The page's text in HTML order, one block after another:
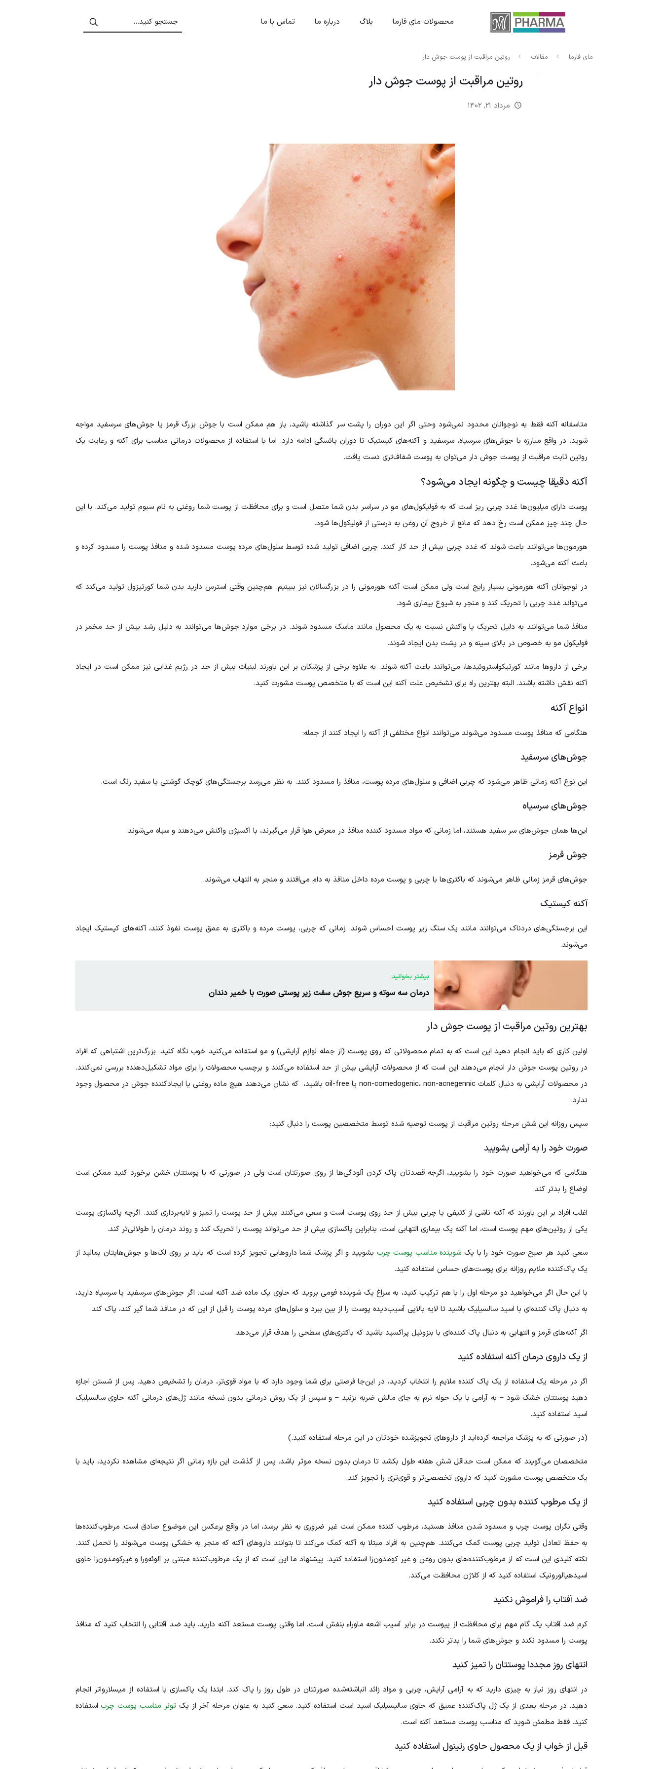
محصولات مای فارما بلاگ درباره ما تماس با ما
مای فارما مقالات روتین مراقبت از پوست جوش دار
روتین مراقبت از پوست جوش دار
مرداد ۲۱, ۱۴۰۲
متاسفانه آکنه فقط به نوجوانان محدود نمی‌شود وحتی اگر این دوران را پشت سر گذاشته باشید، باز هم ممکن است با جوش بزرگ قرمز یا جوش‌های سرسفید مواجه
شوید. در واقع مبارزه با جوش‌های سرسیاه، سرسفید و آکنه‌های کیستیک تا دوران یائسگی ادامه دارد. اما با استفاده از محصولات درمانی مناسب برای آکنه و رعایت یک
روتین ثابت مراقبت از پوست جوش دار می‌توان به پوست شفاف‌تری دست یافت.
آکنه دقیقا چیست و چگونه ایجاد می‌شود؟
پوست دارای میلیون‌ها غدد چربی ریز است که به فولیکول‌‌های مو در سراسر بدن شما متصل است و برای محافظت از پوست شما روغنی به نام سبوم تولید می‌کند. با این
حال چند چیز ممکن است رخ دهد که مانع از خروج آن روغن به درستی از فولیکول‌ها شود.
هورمون‌ها می‌توانند باعث شوند که غدد چربی بیش از حد کار کنند. چربی اضافی تولید شده توسط سلول‌های مرده پوست مسدود شده و منافذ پوست را مسدود کرده و
باعث آکنه می‌شود.
در نوجوانان آکنه هورمونی بسیار رایج است ولی ممکن است آکنه هورمونی را در بزرگسالان نیز ببینیم. هم‌چنین وقتی استرس دارید بدن شما کورتیزول تولید می‌کند که
می‌تواند غدد چربی را تحریک کند و منجر به شیوع بیماری شود.
منافذ شما می‌توانند به دلیل تحریک یا واکنش نسبت به یک محصول مانند ماسک مسدود شوند. در برخی موارد جوش‌ها می‌توانند به دلیل رشد بیش از حد مخمر در
فولیکول مو به خصوص در بالای سینه و در پشت بدن ایجاد شوند.
برخی از داروها مانند کورتیکواستروئیدها، می‌توانند باعث آکنه شوند. به علاوه برخی از پزشکان بر این باورند لبنیات بیش از حد در رژیم غذایی نیز ممکن است در ایجاد
آکنه نقش داشته باشند. البته بهترین راه برای تشخیص علت آکنه این است که با متخصص پوست مشورت کنید.
انواع آکنه
هنگامی که منافذ پوست مسدود می‌شوند می‌توانند انواع مختلفی از آکنه را ایجاد کنند از جمله:
جوش‌های سرسفید
این نوع آکنه زمانی ظاهر می‌شود که چربی اضافی و سلول‌های مرده پوست، منافذ را مسدود کنند. به نظر می‌رسد برجستگی‌های کوچک گوشتی یا سفید رنگ است.
جوش‌های سرسیاه
این‌ها همان جوش‌های سر سفید هستند، اما زمانی که مواد مسدود کننده منافذ در معرض هوا قرار می‌گیرند، با اکسیژن واکنش می‌دهند و سیاه می‌شوند.
جوش قرمز
جوش‌های قرمز زمانی ظاهر می‌شوند که باکتری‌ها با چربی و پوست مرده داخل منافذ به دام می‌افتند و منجر به التهاب می‌شوند.
آکنه کیستیک
این برجستگی‌های دردناک می‌توانند مانند یک سنگ زیر پوست احساس شوند. زمانی که چربی، پوست مرده و باکتری به عمق پوست نفوذ کنند، آکنه‌های کیستیک ایجاد
می‌شوند.
بیشتر بخوانید:
درمان سه سوته و سریع جوش سفت زیر پوستی صورت با خمیر دندان
بهترین روتین مراقبت از پوست جوش دار
اولین کاری که باید انجام دهید این است که به تمام محصولاتی که روی پوست (از جمله لوازم آرایشی) و مو استفاده می‌کنید خوب نگاه کنید. بزرگ‌ترین اشتباهی که افراد
در روتین پوست جوش دار انجام می‌دهند این است که از محصولات آرایشی بیش از حد استفاده می‌کنند و برچسب محصولات را برای مواد تشکیل‌دهنده بررسی نمی‌کنند.
در محصولات آرایشی به دنبال کلمات non-comedogenic، non-acnegennic یا oil-free باشید، که نشان می‌دهند هیچ ماده روغنی یا ایجادکننده جوش در محصول وجود
ندارد.
سپس روزانه این شش مرحله روتین مراقبت از پوست توصیه شده توسط متخصصین پوست را دنبال کنید:
صورت خود را به آرامی بشویید
هنگامی که می‌خواهید صورت خود را بشویید، اگرجه قصدتان پاک کردن آلودگی‌ها از روی صورتتان است ولی در صورتی که با پوستتان خشن برخورد کنید ممکن است
اوضاع را بدتر کند.
اغلب افراد بر این باورند که آکنه ناشی از کثیفی یا چربی بیش از حد روی پوست است و سعی می‌کنند بیش از حد پوست را تمیز و لایه‌برداری کنند. اگرچه پاکسازی پوست
یکی از روتین‌های مهم پوست است، اما آکنه یک بیماری التهابی است، بنابراین پاکسازی بیش از حد می‌تواند پوست را تحریک کند و روند درمان را طولانی‌تر کند.
سعی کنید هر صبح صورت خود را با یک شوینده مناسب پوست چرب بشویید و اگر پزشک شما داروهایی تجویز کرده است که باید بر روی لک‌ها و جوش‌هایتان بمالید از
یک پاک‌کننده ملایم روزانه برای پوست‌های حساس استفاده کنید.
با این حال اگر می‌خواهید دو مرحله اول را با هم ترکیب کنید، به سراغ یک شوینده فومی بروید که حاوی یک ماده ضد آکنه است. اگر جوش‌های سرسفید یا سرسیاه دارید،
به دنبال پاک کننده‌ای با اسید سالسیلیک باشید تا لایه بالایی آسیب‌دیده پوست را از بین ببرد و سلول‌های مرده پوست را قبل از این که در منافذ شما گیر کند، پاک کند.
اگر آکنه‌های قرمز و التهابی به دنبال پاک کننده‌ای با بنزوئیل پراکسید باشید که باکتری‌های سطحی را هدف قرار می‌دهد.
از یک داروی درمان آکنه استفاده کنید
اگر در مرحله یک استفاده از یک پاک کننده ملایم را انتخاب کردید، در این‌جا فرصتی برای شما وجود دارد که با مواد قوی‌تر، درمان را تشخیص دهید. پس از شستن اجازه
دهید پوستتان خشک شود – به آرامی با یک حوله نرم به جای مالش ضربه بزنید – و سپس از یک روش درمانی بدون نسخه مانند ژل‌های درمانی آکنه حاوی سالسیلیک
اسید استفاده کنید.
(در صورتی که به پزشک مراجعه کرده‌اید از داروهای تجویزشده خودتان در این مرحله استفاده کنید.)
متخصصان می‌گویند که ممکن است حداقل شش هفته طول بکشد تا درمان بدون نسخه موثر باشد. پس از گذشت این بازه زمانی اگر نتیجه‌ای مشاهده نکردید، باید با
یک متخصص پوست مشورت کنید که داروی تخصصی‌تر و قوی‌تری را تجویز کند.
از یک مرطوب کننده بدون چربی استفاده کنید
وقتی نگران پوست چرب و مسدود شدن منافذ هستید، مرطوب کننده ممکن است غیر ضروری به نظر برسد، اما در واقع برعکس این موضوع صادق است: مرطوب‌کننده‌ها
به حفظ تعادل تولید چربی پوست کمک می‌کنند. هم‌چنین به افراد مبتلا به آکنه کمک می‌کند تا بتوانند داروهای آکنه که منجر به خشکی پوست می‌شوند را تحمل کنند.
نکته کلیدی این است که از مرطوب‌کننده‌های بدون روغن و غیر کومدون‌زا استفاده کنید. پیشنهاد ما این است که از یک مرطوب‌کننده مبتنی بر آلوئه‌ورا و غیرکومدون‌زا حاوی
اسیدهیالورونیک استفاده کنید که از کلاژن محافظت می‌کند.
ضد آفتاب را فراموش نکنید
کرم ضد آفتاب یک گام مهم برای محافظت از پپوست در برابر آسیب اشعه ماوراء بنفش است، اما وقتی پوست مستعد آکنه دارید، باید ضد آفتابی را انتخاب کنید که منافذ
پوست را مسدود نکند و جوش‌های شما را بدتر نکند.
انتهای روز مجددا پوستتان را تمیز کنید
در انتهای روز نیاز به چیزی دارید که به آرامی آرایش، چربی و مواد زائد انباشته‌شده صورتتان در طول روز را پاک کند. ابتدا یک پاکسازی با استفاده از میسلارواتر انجام
دهید. در مرحله بعدی از یک ژل پاک‌کننده عمیق که حاوی سالیسیلیک اسید است استفاده کنید. سعی کنید به عنوان مرحله آخر از یکتونر مناسب پوست چرباستفاده
کنید. فقط مطمئن شوید که مناسب پوست مستعد آکنه است.
قبل از خواب از یک محصول حاوی رتینول استفاده کنید